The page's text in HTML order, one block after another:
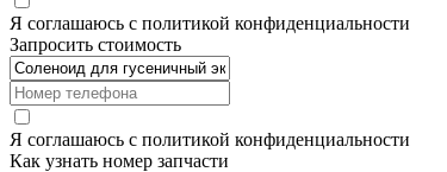
Я соглашаюсь с политикой конфиденциальности
Запросить стоимость
Я соглашаюсь с политикой конфиденциальности
Как узнать номер запчасти